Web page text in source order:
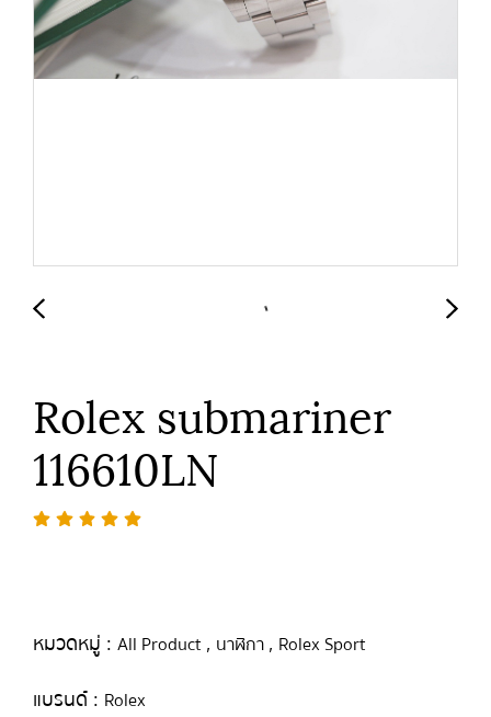
Rolex submariner
116610LN
หมวดหมู่ : All Product , นาฬิกา, Rolex Sport
แบรนด์ : Rolex